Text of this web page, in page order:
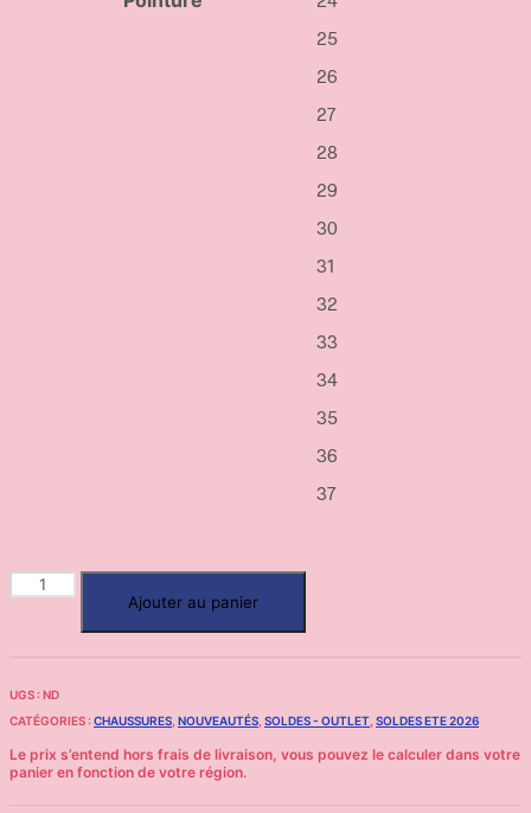
25
26
27
28
29
30
31
32
33
34
35
36
37
Ajouter au panier
UGS : ND
CATÉGORIES : CHAUSSURES NOUVEAUTÉS SOLDES - OUTLET SOLDES ETE 2026